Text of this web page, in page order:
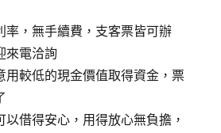
率，無手續費，支客票皆可辦
來電洽詢
用較低的現金價值取得資金，票
以借得安心，用得放心無負擔，